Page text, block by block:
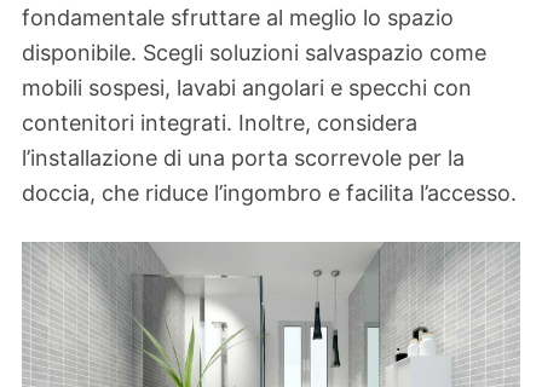
fondamentale sfruttare al meglio lo spazio
disponibile. Scegli soluzioni salvaspazio come
mobili sospesi, lavabi angolari e specchi con
contenitori integrati. Inoltre, considera
l’installazione di una porta scorrevole per la
doccia, che riduce l’ingombro e facilita l’accesso.